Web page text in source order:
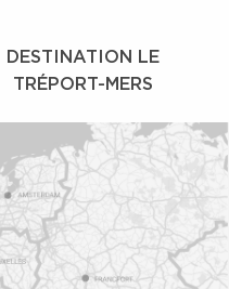
DESTINATION LE
TRÉPORT-MERS